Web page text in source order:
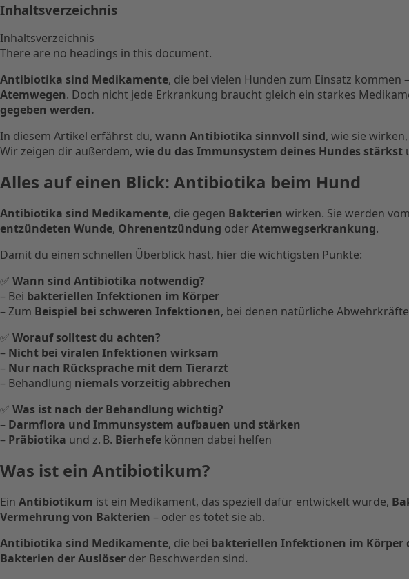
Inhaltsverzeichnis
Inhaltsverzeichnis
There are no headings in this document.
Antibiotika sind Medikamente, die bei vielen Hunden zum Einsatz kommen
Atemwegen. Doch nicht jede Erkrankung braucht gleich ein starkes
gegeben werden.
In diesem Artikel erfährst du, wann Antibiotika sinnvoll sind, wie sie
Wir zeigen dir außerdem, wie du das Immunsystem deines Hundes stärkst
Alles auf einen Blick: Antibiotika beim Hund
Antibiotika sind Medikamente, die gegen Bakterien wirken. Sie werden
entzündeten Wunde, Ohrenentzündung oder Atemwegserkrankung.
Damit du einen schnellen Überblick hast, hier die wichtigsten Punkte:
✅ Wann sind Antibiotika notwendig?
– Bei bakteriellen Infektionen im Körper
– Zum Beispiel bei schweren Infektionen, bei denen natürliche
✅ Worauf solltest du achten?
– Nicht bei viralen Infektionen wirksam
– Nur nach Rücksprache mit dem Tierarzt
– Behandlung niemals vorzeitig abbrechen
✅ Was ist nach der Behandlung wichtig?
– Darmflora und Immunsystem aufbauen und stärken
– Präbiotika und z. B. Bierhefe können dabei helfen
Was ist ein Antibiotikum?
Ein Antibiotikum ist ein Medikament, das speziell dafür entwickelt wurde,
Vermehrung von Bakterien – oder es tötet sie ab.
Antibiotika sind Medikamente, die bei bakteriellen Infektionen im Körper
Bakterien der Auslöser der Beschwerden sind.